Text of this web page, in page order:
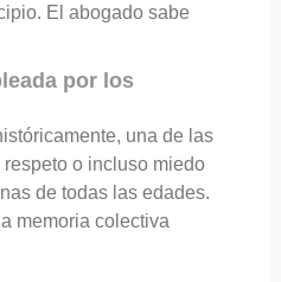
El abogado sabe
por los
una de las
o incluso miedo
de todas las edades.
memoria colectiva